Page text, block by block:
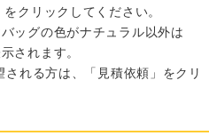
クリックしてください。
ッグの色がナチュラル以外は
されます。
れる方は、「見積依頼」をクリ